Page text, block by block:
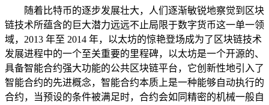
随着比特币的逐步发展壮大，人们逐渐敏锐地察觉到区块
链技术所蕴含的巨大潜力远远不止局限于数字货币这一单一领
域，2013 年至 2014 年，以太坊的惊艳登场成为了区块链技术
发展进程中的一个至关重要的里程碑，以太坊是一个开源的、
具备智能合约强大功能的公共区块链平台，它创新性地引入了
智能合约的先进概念，智能合约本质上是一种能够自动执行的
合约，当预设的条件被满足时，合约会如同精密的机械一般自